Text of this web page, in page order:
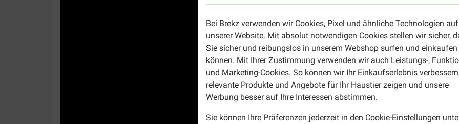
Bei Brekz verwenden wir Cookies, Pixel und ähnliche Technologien auf
unserer Website. Mit absolut notwendigen Cookies stellen wir sicher,
Sie sicher und reibungslos in unserem Webshop surfen und einkaufen
können. Mit Ihrer Zustimmung verwenden wir auch Leistungs-,
und Marketing-Cookies. So können wir Ihr Einkaufserlebnis
relevante Produkte und Angebote für Ihr Haustier zeigen und unsere
Werbung besser auf Ihre Interessen abstimmen.
Sie können Ihre Präferenzen jederzeit in den Cookie-Einstellungen